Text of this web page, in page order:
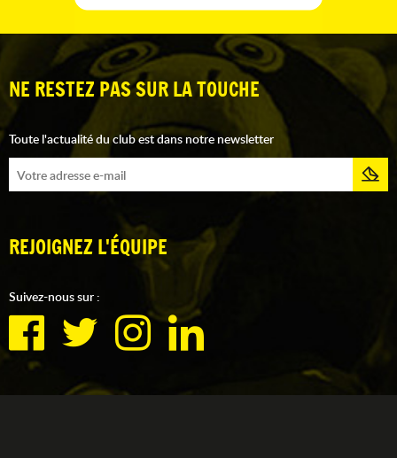
NE RESTEZ PAS SUR LA TOUCHE
Toute l'actualité du club est dans notre newsletter
REJOIGNEZ L'ÉQUIPE
Suivez-nous sur :